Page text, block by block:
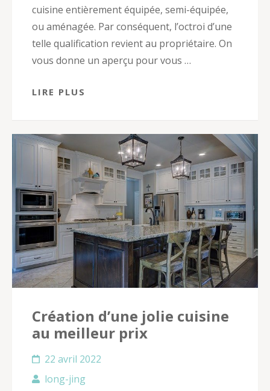
cuisine entièrement équipée, semi-équipée,
ou aménagée. Par conséquent, l’octroi d’une
telle qualification revient au propriétaire. On
vous donne un aperçu pour vous …
LIRE PLUS
Création d’une jolie cuisine
au meilleur prix
22 avril 2022
long-jing